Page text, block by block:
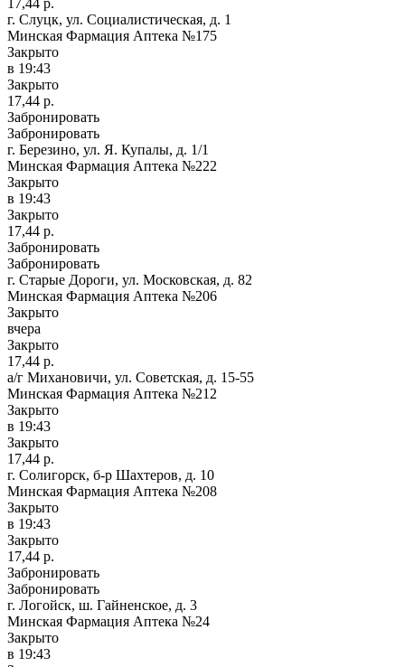
г. Слуцк, ул. Социалистическая, д. 1
Минская Фармация Аптека №175
Закрыто
в 19:43
Закрыто
17,44 р.
Забронировать
Забронировать
г. Березино, ул. Я. Купалы, д. 1/1
Минская Фармация Аптека №222
Закрыто
в 19:43
Закрыто
17,44 р.
Забронировать
Забронировать
г. Старые Дороги, ул. Московская, д. 82
Минская Фармация Аптека №206
Закрыто
вчера
Закрыто
17,44 р.
а/г Михановичи, ул. Советская, д. 15-55
Минская Фармация Аптека №212
Закрыто
в 19:43
Закрыто
17,44 р.
г. Солигорск, б-р Шахтеров, д. 10
Минская Фармация Аптека №208
Закрыто
в 19:43
Закрыто
17,44 р.
Забронировать
Забронировать
г. Логойск, ш. Гайненское, д. 3
Минская Фармация Аптека №24
Закрыто
в 19:43